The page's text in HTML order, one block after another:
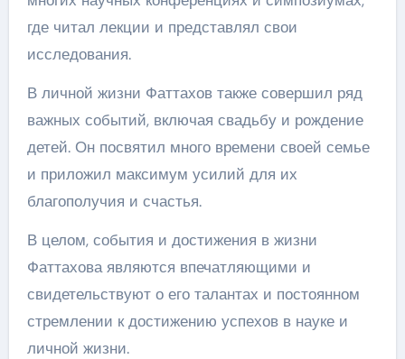
где читал лекции и представлял свои
исследования.
В личной жизни Фаттахов также совершил ряд
важных событий, включая свадьбу и рождение
детей. Он посвятил много времени своей семье
и приложил максимум усилий для их
благополучия и счастья.
В целом, события и достижения в жизни
Фаттахова являются впечатляющими и
свидетельствуют о его талантах и постоянном
стремлении к достижению успехов в науке и
личной жизни.